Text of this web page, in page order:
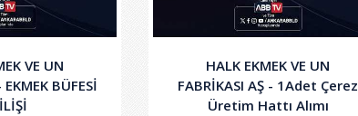
VE UN
BÜFESİ
HALK EKMEK VE UN
FABRİKASI AŞ - 1Adet Çerez
Üretim Hattı Alımı